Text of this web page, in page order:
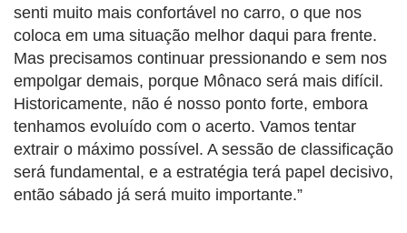
senti muito mais confortável no carro, o que nos
coloca em uma situação melhor daqui para frente.
Mas precisamos continuar pressionando e sem nos
empolgar demais, porque Mônaco será mais difícil.
Historicamente, não é nosso ponto forte, embora
tenhamos evoluído com o acerto. Vamos tentar
extrair o máximo possível. A sessão de classificação
será fundamental, e a estratégia terá papel decisivo,
então sábado já será muito importante.”